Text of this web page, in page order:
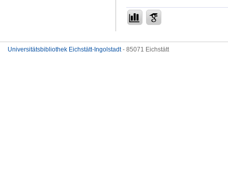
Universitätsbibliothek Eichstätt-Ingolstadt- 85071 Eichstätt